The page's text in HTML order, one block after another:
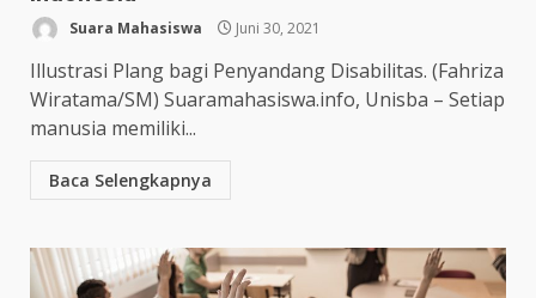
Suara Mahasiswa Juni 30, 2021
Illustrasi Plang bagi Penyandang Disabilitas. (Fahriza
Wiratama/SM) Suaramahasiswa.info, Unisba – Setiap
manusia memiliki...
Baca Selengkapnya